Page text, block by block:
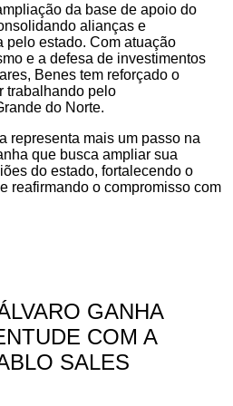
da base de apoio do
alianças e
pelo estado. Com atuação
e a defesa de investimentos
Benes tem reforçado o
trabalhando pelo
do Norte.
representa mais um passo na
que busca ampliar sua
do estado, fortalecendo o
reafirmando o compromisso com
GANHA
COM A
SALES